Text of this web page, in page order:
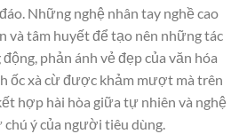
Những nghệ nhân tay nghề cao
và tâm huyết để tạo nên những tác
phản ánh vẻ đẹp của văn hóa
ốc xà cừ được khảm mượt mà trên
hợp hài hòa giữa tự nhiên và nghệ
ý của người tiêu dùng.